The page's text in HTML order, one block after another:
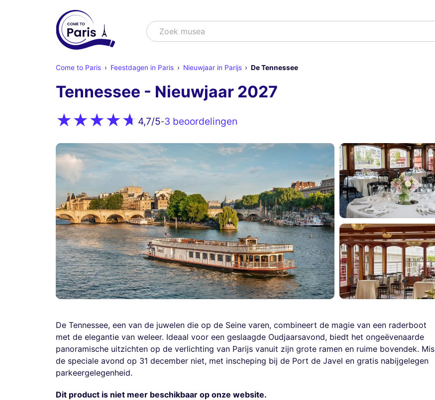
ZoekZoek shows
Come to Paris Feestdagen in Paris Nieuwjaar in Parijs De Tennessee
Tennessee - Nieuwjaar 2027
4,7/5-3 beoordelingen
De Tennessee, een van de juwelen die op de Seine varen, combineert de magie van een raderboot
met de elegantie van weleer. Ideaal voor een geslaagde Oudjaarsavond, biedt het ongeëvenaarde
panoramische uitzichten op de verlichting van Parijs vanuit zijn grote ramen en ruime bovendek. Mis
de speciale avond op 31 december niet, met inscheping bij de Port de Javel en gratis nabijgelegen
parkeergelegenheid.
Dit product is niet meer beschikbaar op onze website.